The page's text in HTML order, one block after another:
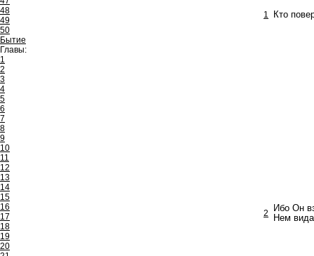
48
49
50
Бытие
Главы:
1
2
3
4
5
6
7
8
9
10
11
12
13
14
15
16
17
18
19
20
1 Кто
2
Ибо Он
Нем